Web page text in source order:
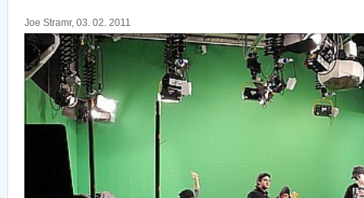
Joe Stramr, 03. 02. 2011